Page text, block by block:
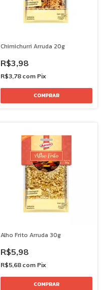
Chimichurri Arruda 20g
R$3,98
R$3,78 com Pix
Alho Frito Arruda 30g
R$5,98
R$5,68 com Pix